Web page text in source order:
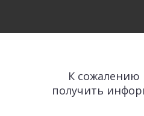
К сожалению
получить